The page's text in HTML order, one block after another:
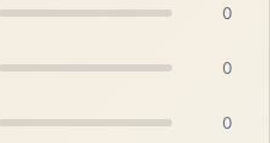
0
0
0